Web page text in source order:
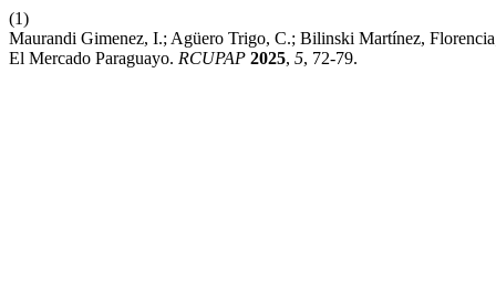
(1)
Maurandi Gimenez, I.; Agüero Trigo, C.; Bilinski Martínez,
El Mercado Paraguayo. RCUPAP 2025, 5, 72-79.